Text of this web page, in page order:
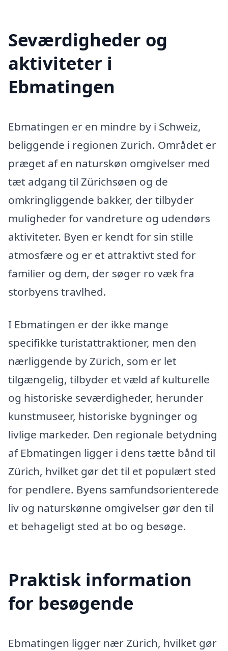
Seværdigheder og
aktiviteter i
Ebmatingen
Ebmatingen er en mindre by i Schweiz,
beliggende i regionen Zürich. Området er
præget af en naturskøn omgivelser med
tæt adgang til Zürichsøen og de
omkringliggende bakker, der tilbyder
muligheder for vandreture og udendørs
aktiviteter. Byen er kendt for sin stille
atmosfære og er et attraktivt sted for
familier og dem, der søger ro væk fra
storbyens travlhed.
I Ebmatingen er der ikke mange
specifikke turistattraktioner, men den
nærliggende by Zürich, som er let
tilgængelig, tilbyder et væld af kulturelle
og historiske seværdigheder, herunder
kunstmuseer, historiske bygninger og
livlige markeder. Den regionale betydning
af Ebmatingen ligger i dens tætte bånd til
Zürich, hvilket gør det til et populært sted
for pendlere. Byens samfundsorienterede
liv og naturskønne omgivelser gør den til
et behageligt sted at bo og besøge.
Praktisk information
for besøgende
Ebmatingen ligger nær Zürich, hvilket gør